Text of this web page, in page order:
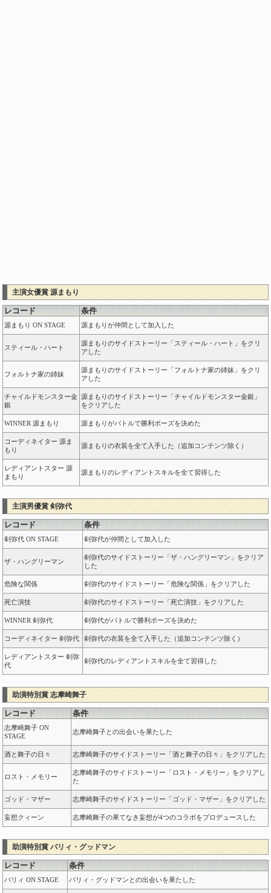
主演女優賞 源まもり
レコード 条件
源まもり ON STAGE 源まもりが仲間として加入した
スティール・ハート
源まもりのサイドストーリー「スティール・ハート」をクリ
アした
フォルトナ家の姉妹
源まもりのサイドストーリー「フォルトナ家の姉妹」をクリ
アした
チャイルドモンスター金
銀
源まもりのサイドストーリー「チャイルドモンスター金銀」
をクリアした
WINNER 源まもり 源まもりがバトルで勝利ポーズを決めた
コーディネイター 源ま
もり
源まもりの衣装を全て入手した（追加コンテンツ除く）
レディアントスター 源
まもり
源まもりのレディアントスキルを全て習得した
主演男優賞 剣弥代
レコード 条件
剣弥代 ON STAGE 剣弥代が仲間として加入した
ザ・ハングリーマン
剣弥代のサイドストーリー「ザ・ハングリーマン」をクリア
した
危険な関係 剣弥代のサイドストーリー「危険な関係」をクリアした
死亡演技 剣弥代のサイドストーリー「死亡演技」をクリアした
WINNER 剣弥代 剣弥代がバトルで勝利ポーズを決めた
コーディネイター 剣弥代 剣弥代の衣装を全て入手した（追加コンテンツ除く）
レディアントスター 剣弥
代
剣弥代のレディアントスキルを全て習得した
助演特別賞 志摩崎舞子
レコード 条件
志摩崎舞子 ON
STAGE
志摩崎舞子との出会いを果たした
酒と舞子の日々 志摩崎舞子のサイドストーリー「酒と舞子の日々」をクリアした
ロスト・メモリー
志摩崎舞子のサイドストーリー「ロスト・メモリー」をクリアし
た
ゴッド・マザー 志摩崎舞子のサイドストーリー「ゴッド・マザー」をクリアした
妄想クィーン 志摩崎舞子の果てなき妄想が4つのコラボをプロデュースした
助演特別賞 バリィ・グッドマン
レコード 条件
バリィ ON STAGE バリィ・グッドマンとの出会いを果たした